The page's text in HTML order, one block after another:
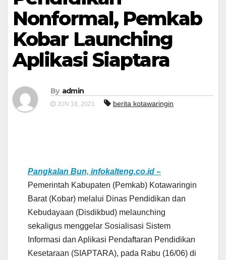
Nonformal, Pemkab
Kobar Launching
Aplikasi Siaptara
By admin
JUN 18, 2021 berita kotawaringin
Pangkalan Bun, infokalteng.co.id –
Pemerintah Kabupaten (Pemkab) Kotawaringin
Barat (Kobar) melalui Dinas Pendidikan dan
Kebudayaan (Disdikbud) melaunching
sekaligus menggelar Sosialisasi Sistem
Informasi dan Aplikasi Pendaftaran Pendidikan
Kesetaraan (SIAPTARA), pada Rabu (16/06) di